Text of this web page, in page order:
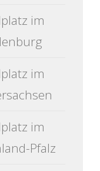
im
im
im
Pfalz